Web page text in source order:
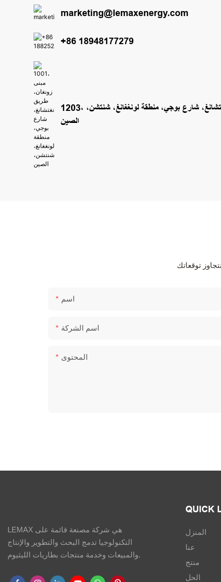
marketing@lemaxenergy.com
+86 18948177279
1203، مبنى زونغان، طريق غوانغتشانغ، شارع بوجي، منطقة لونغغانغ، شنتشن،
الصين
اسم
اسم الشركة
المحتوى
LEMAX هي شركة مصنعة قائمة على
التكنولوجيا تدمج البحث والتطوير والإنتاج
والمبيعات وخدمة منتجات بطاريات الليثيوم.
QUICK
المنزل
عنا
منتج
الحل